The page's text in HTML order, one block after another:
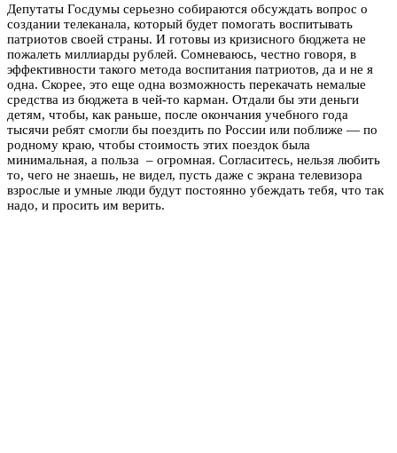
Депутаты Госдумы серьезно собираются обсуждать вопрос о
создании телеканала, который будет помогать воспитывать
патриотов своей страны. И готовы из кризисного бюджета не
пожалеть миллиарды рублей. Сомневаюсь, честно говоря, в
эффективности такого метода воспитания патриотов, да и не я
одна. Скорее, это еще одна возможность перекачать немалые
средства из бюджета в чей-то карман. Отдали бы эти деньги
детям, чтобы, как раньше, после окончания учебного года
тысячи ребят смогли бы поездить по России или поближе — по
родному краю, чтобы стоимость этих поездок была
минимальная, а польза – огромная. Согласитесь, нельзя любить
то, чего не знаешь, не видел, пусть даже с экрана телевизора
взрослые и умные люди будут постоянно убеждать тебя, что так
надо, и просить им верить.